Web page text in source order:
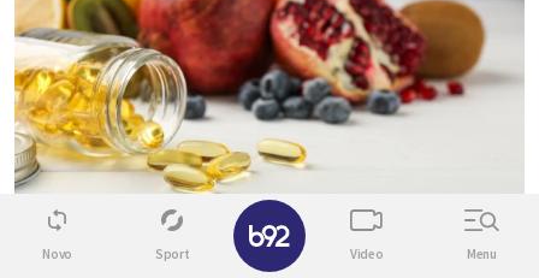
ISHRANA
Novo Sport Video Menu
✕